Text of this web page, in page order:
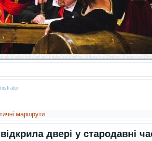
маршрути
двері у стародавні